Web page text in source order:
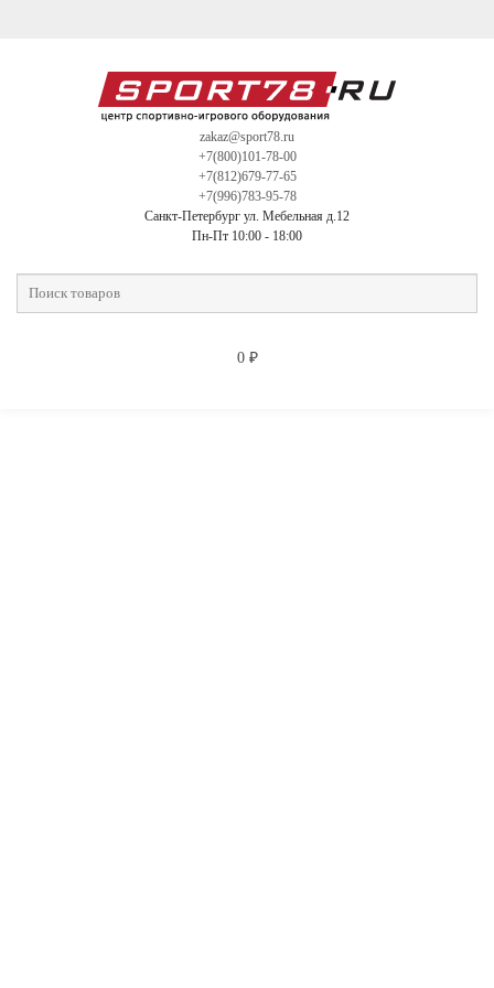
zakaz@sport78.ru
+7(800)101-78-00
+7(812)679-77-65
+7(996)783-95-78
Санкт-Петербург ул. Мебельная д.12
Пн-Пт 10:00 - 18:00
0 ₽